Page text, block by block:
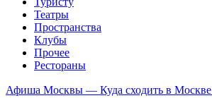
Театры
Пространства
Клубы
Прочее
Рестораны
Афиша Москвы — Куда сходить в Москве